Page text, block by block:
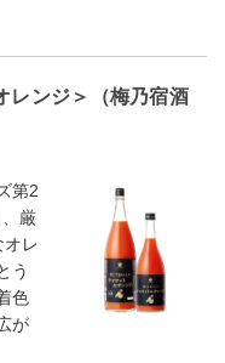
ンジ＞（梅乃宿酒
第2
厳
レ
う
色
が